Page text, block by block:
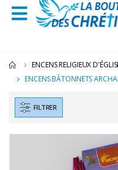
ENCENS RELIGIEUX
ENCENS BÂTONNETS
FILTRER